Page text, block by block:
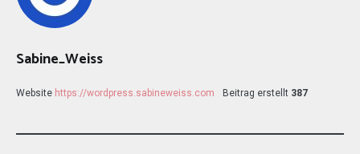
Sabine_Weiss
Website https://wordpress.sabineweiss.com Beitrag erstellt 387